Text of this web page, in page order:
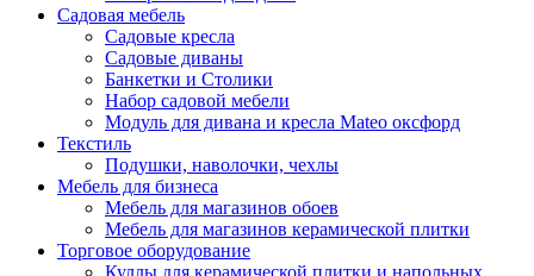
Садовая мебель
Садовые кресла
Садовые диваны
Банкетки и Столики
Набор садовой мебели
Модуль для дивана и кресла Mateo оксфорд
Текстиль
Подушки, наволочки, чехлы
Мебель для бизнеса
Мебель для магазинов обоев
Мебель для магазинов керамической плитки
Торговое оборудование
Куллы для керамической плитки и напольных